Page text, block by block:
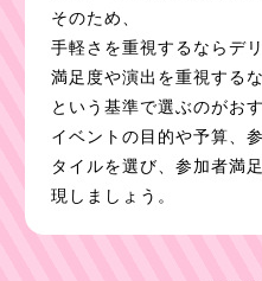
そのため、
手軽さを重視するならデ
満足度や演出を重視する
という基準で選ぶのがお
イベントの目的や予算、
タイルを選び、参加者満
現しましょう。